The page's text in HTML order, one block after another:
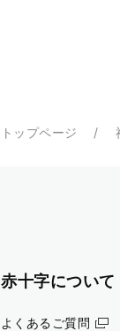
トップページ
赤十字について
よくあるご質問